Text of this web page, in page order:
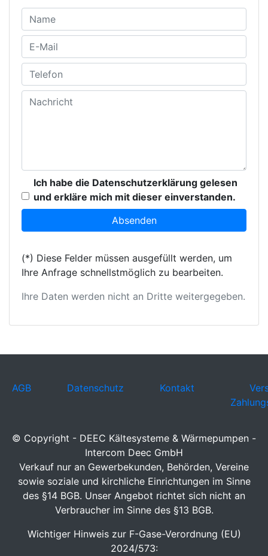
Ich habe die Datenschutzerklärung gelesen
und erkläre mich mit dieser einverstanden.
(*) Diese Felder müssen ausgefüllt werden, um
Ihre Anfrage schnellstmöglich zu bearbeiten.
Ihre Daten werden nicht an Dritte weitergegeben.
AGB Datenschutz Kontakt
© Copyright - DEEC Kältesysteme & Wärmepumpen -
Intercom Deec GmbH
Verkauf nur an Gewerbekunden, Behörden, Vereine
sowie soziale und kirchliche Einrichtungen im Sinne
des §14 BGB. Unser Angebot richtet sich nicht an
Verbraucher im Sinne des §13 BGB.
Wichtiger Hinweis zur F-Gase-Verordnung (EU)
2024/573: